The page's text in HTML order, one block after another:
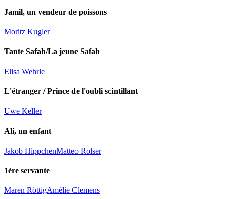
Jamil, un vendeur de poissons
Moritz Kugler
Tante Safah/La jeune Safah
Elisa Wehrle
L'étranger / Prince de l'oubli scintillant
Uwe Keller
Ali, un enfant
Jakob HippchenMatteo Rolser
1ère servante
Maren RöttigAmélie Clemens